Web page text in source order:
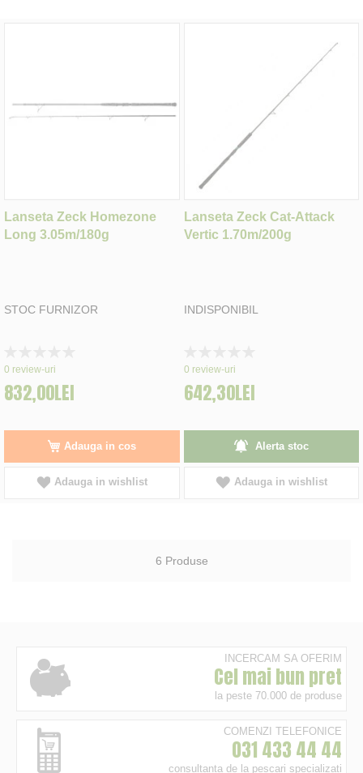
Lanseta Zeck Homezone
Long 3.05m/180g
STOC FURNIZOR
0%
0 review-uri
832,00LEI
Adauga in cos
Adauga in wishlist
Lanseta Zeck Cat-Attack
Vertic 1.70m/200g
INDISPONIBIL
0%
0 review-uri
642,30LEI
Alerta stoc
Adauga in wishlist
6 Produse
INCERCAM SA OFERIM
Cel mai bun pret
la peste 70.000 de produse
COMENZI TELEFONICE
031 433 44 44
consultanta de la pescari specializati